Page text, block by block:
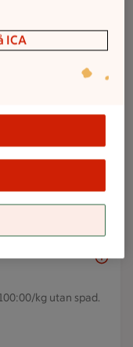
104:17/kg. Ord.pris
kg utan spad.
ICA